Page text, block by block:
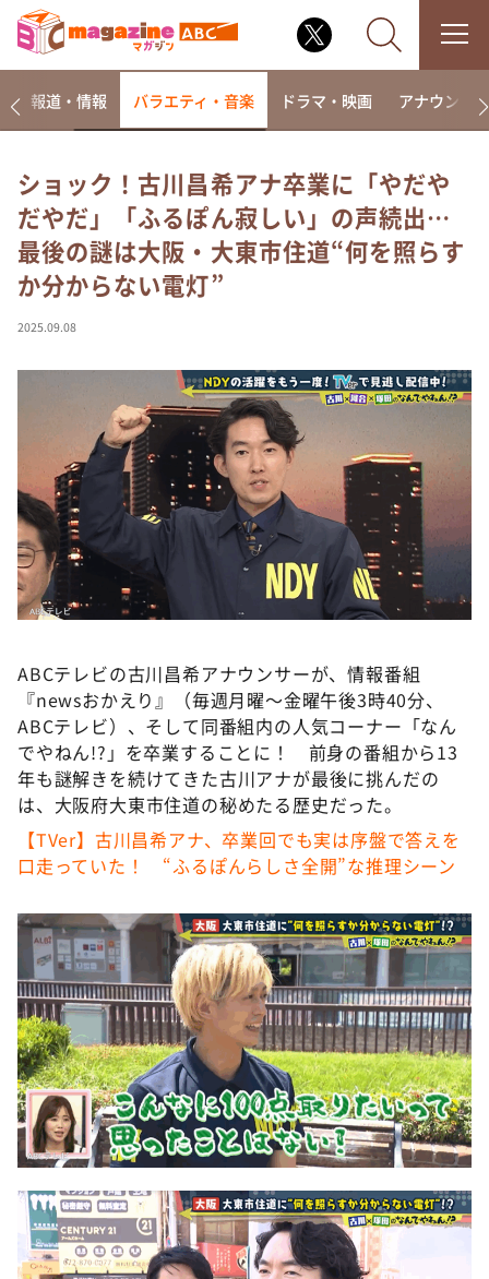
なるみ・岡村の過ぎるTV
相席食堂
これ余談なんですけど・・・
～人生密着トークバラエティ！～ やすとものいたっ
て真剣です
探偵！ナイトスクープ
news おかえり
河合＆A.B.C-Z塚田×福井アナ「なんでやねん！？」
（news おかえり）
DAIGOも台所 ～きょうの献立 何にする？～
本日はダイアンなり！シーズン２
朝だ！生です旅サラダ
教えて！ニュースライブ 正義のミカタ
新婚さんいらっしゃい！
ポツンと一軒家
ザキ山小屋本館
ぺこぱのまるスポ
アナ回覧板
報道・情報 バラエティ・音楽 ドラマ・映画 アナウンサー
ショック！古川昌希アナ卒業に「やだや
だやだ」「ふるぽん寂しい」の声続出…
最後の謎は大阪・大東市住道“何を照らす
か分からない電灯”
2025.09.08
ABCテレビの古川昌希アナウンサーが、情報番組
『newsおかえり』（毎週月曜～金曜午後3時40分、
ABCテレビ）、そして同番組内の人気コーナー「なん
でやねん!?」を卒業することに！ 前身の番組から13
年も謎解きを続けてきた古川アナが最後に挑んだの
は、大阪府大東市住道の秘めたる歴史だった。
【TVer】古川昌希アナ、卒業回でも実は序盤で答えを
口走っていた！ “ふるぽんらしさ全開”な推理シーン